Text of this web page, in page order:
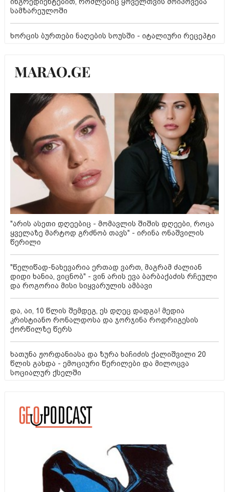
სამზარეულოში
ხორცის ბურთები ნაღების სოუსში - იტალიური რეცეპტი
"არის ასეთი დღეებიც - მომავლის შიშის დღეები, როცა
ყველაზე მარტოდ გრძნობ თავს" - ირინა ონაშვილის
წერილი
"წელიწად-ნახევარია ერთად ვართ, მაგრამ ძალიან
დიდი ხანია, ვიცნობ" - ვინ არის ევა ბარბაქაძის რჩეული
და როგორია მისი სიყვარულის ამბავი
და, აი, 10 წლის შემდეგ, ეს დღეც დადგა! მედია
კრისტიანო რონალდოსა და ჯორჯინა როდრიგესის
ქორწილზე წერს
ხათუნა ჟორდანიასა და ზურა ხაჩიძის ქალიშვილი 20
წლის გახდა - ემოციური წერილები და მილოცვა
სოციალურ ქსელში